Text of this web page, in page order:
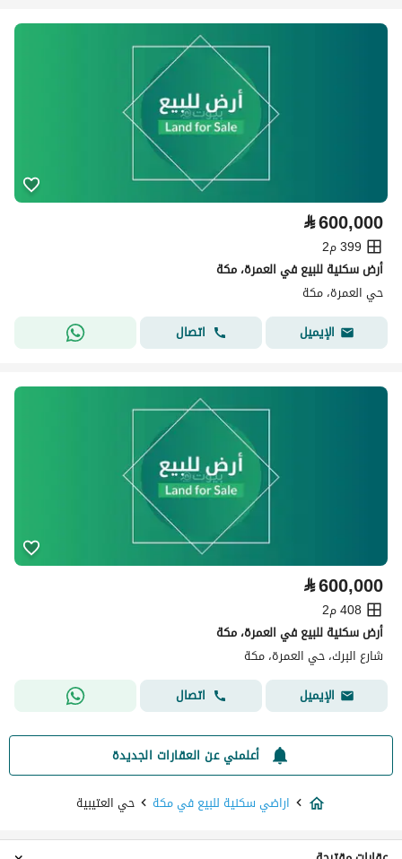
⃁600,000
399 م2
أرض سكنية للبيع في العمرة، مكة
حي العمرة، مكة
الإيميل
اتصال
⃁600,000
408 م2
أرض سكنية للبيع في العمرة، مكة
شارع البرك، حي العمرة، مكة
الإيميل
اتصال
أعلمني عن العقارات الجديدة
اراضي سكنية للبيع في مكة
حي العتيبية